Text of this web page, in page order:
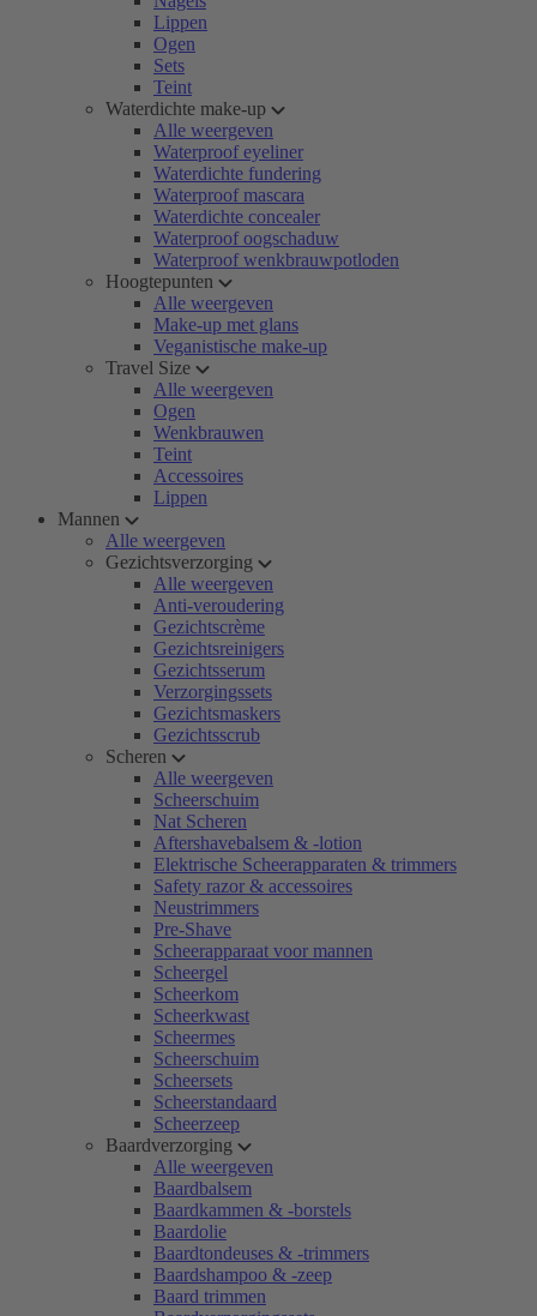
Lippen
Ogen
Sets
Teint
Waterdichte make-up
Alle weergeven
Waterproof eyeliner
Waterdichte fundering
Waterproof mascara
Waterdichte concealer
Waterproof oogschaduw
Waterproof wenkbrauwpotloden
Hoogtepunten
Alle weergeven
Make-up met glans
Veganistische make-up
Travel Size
Alle weergeven
Ogen
Wenkbrauwen
Teint
Accessoires
Lippen
Mannen
Alle weergeven
Gezichtsverzorging
Alle weergeven
Anti-veroudering
Gezichtscrème
Gezichtsreinigers
Gezichtsserum
Verzorgingssets
Gezichtsmaskers
Gezichtsscrub
Scheren
Alle weergeven
Scheerschuim
Nat Scheren
Aftershavebalsem & -lotion
Elektrische Scheerapparaten & trimmers
Safety razor & accessoires
Neustrimmers
Pre-Shave
Scheerapparaat voor mannen
Scheergel
Scheerkom
Scheerkwast
Scheermes
Scheerschuim
Scheersets
Scheerstandaard
Scheerzeep
Baardverzorging
Alle weergeven
Baardbalsem
Baardkammen & -borstels
Baardolie
Baardtondeuses & -trimmers
Baardshampoo & -zeep
Baard trimmen